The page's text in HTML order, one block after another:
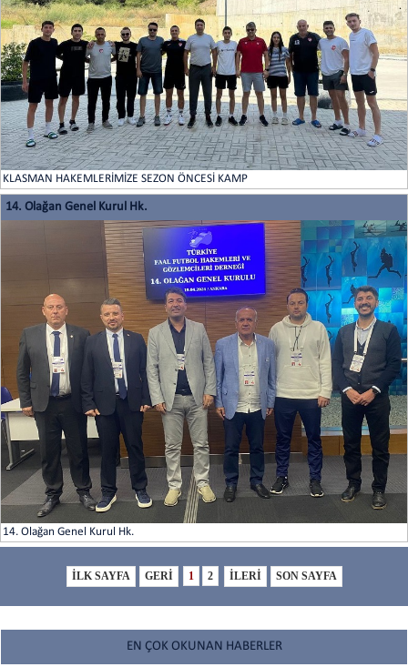
KLASMAN HAKEMLERİMİZE SEZON ÖNCESİ KAMP
14. Olağan Genel Kurul Hk.
14. Olağan Genel Kurul Hk.
1 2
EN ÇOK OKUNAN HABERLER